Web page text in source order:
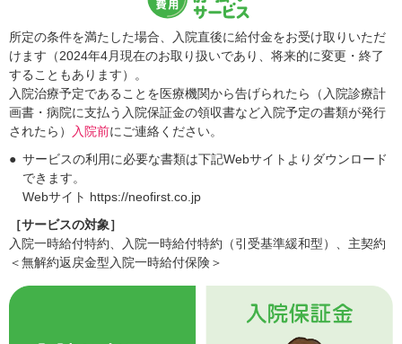
所定の条件を満たした場合、入院直後に給付金をお受け取りいただ
けます（2024年4月現在のお取り扱いであり、将来的に変更・終了
することもあります）。
入院治療予定であることを医療機関から告げられたら（入院診療計
画書・病院に支払う入院保証金の領収書など入院予定の書類が発行
されたら）
入院前にご連絡ください。
サービスの利用に必要な書類は下記Webサイトよりダウンロード
できます。
Webサイト https://neofirst.co.jp
［サービスの対象］
入院一時給付特約、入院一時給付特約（引受基準緩和型）、主契約
＜無解約返戻金型入院一時給付保険＞